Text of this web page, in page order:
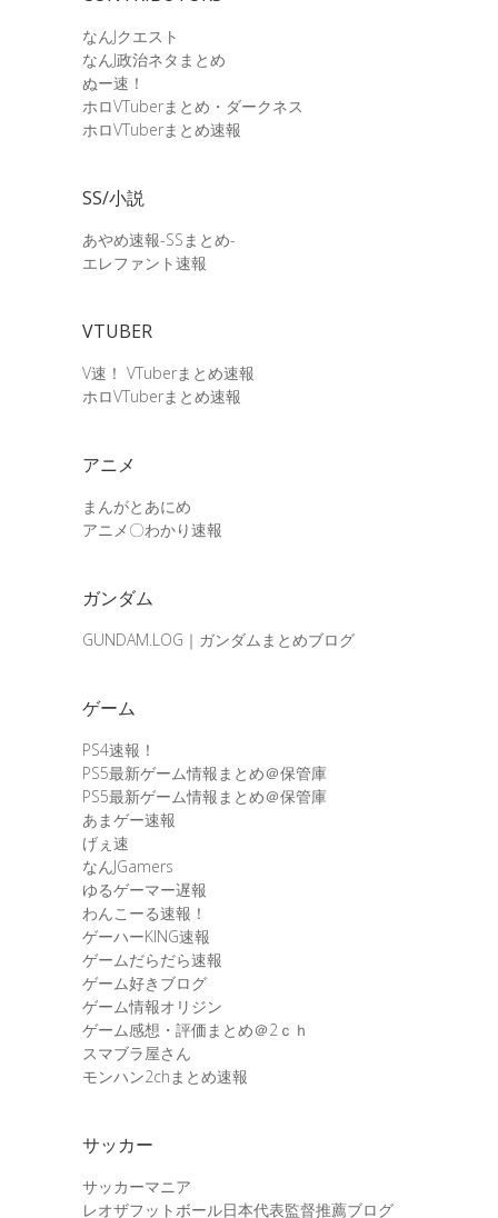
なんJクエスト
なんJ政治ネタまとめ
ぬー速！
ホロVTuberまとめ・ダークネス
ホロVTuberまとめ速報
SS/小説
あやめ速報-SSまとめ-
エレファント速報
VTUBER
V速！ VTuberまとめ速報
ホロVTuberまとめ速報
アニメ
まんがとあにめ
アニメ〇わかり速報
ガンダム
GUNDAM.LOG｜ガンダムまとめブログ
ゲーム
PS4速報！
PS5最新ゲーム情報まとめ＠保管庫
PS5最新ゲーム情報まとめ＠保管庫
あまゲー速報
げぇ速
なんJGamers
ゆるゲーマー遅報
わんこーる速報！
ゲーハーKING速報
ゲームだらだら速報
ゲーム好きブログ
ゲーム情報オリジン
ゲーム感想・評価まとめ＠2ｃｈ
スマブラ屋さん
モンハン2chまとめ速報
サッカー
サッカーマニア
レオザフットボール日本代表監督推薦ブログ